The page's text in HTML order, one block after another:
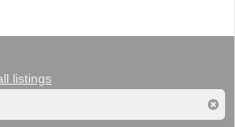
listings